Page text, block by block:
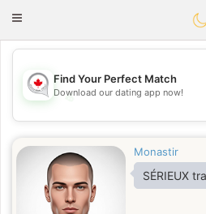
Toggle
💖
Find Your Perfect Match
Download our dating app now!
Monastir
SÉRIEUX